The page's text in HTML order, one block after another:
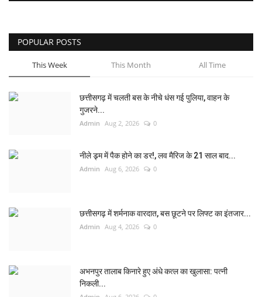
POPULAR POSTS
This Week This Month All Time
छत्तीसगढ़ में चलती बस के नीचे धंस गई पुलिया, वाहन के
गुजरने...
Admin Aug 2, 2026 0
नीले ड्र्म में पैक होने का डर!, लव मैरिज के 21 साल बाद...
Admin Aug 6, 2026 0
छत्तीसगढ़ में शर्मनाक वारदात, बस छूटने पर लिफ्ट का इंतजार...
Admin Aug 4, 2026 0
अभनपुर तालाब किनारे हुए अंधे कत्ल का खुलासा: पत्नी
निकली...